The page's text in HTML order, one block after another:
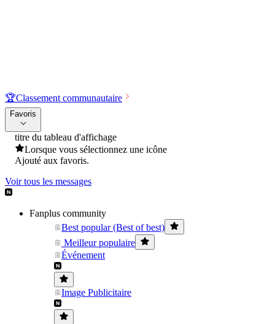
🏆Classement communautaire
Favoris
titre du tableau d'affichage
Lorsque vous sélectionnez une icône
Ajouté aux favoris.
Voir tous les messages
Fanplus community
Best popular (Best of best)
Meilleur populaire
Événement
Image Publicitaire